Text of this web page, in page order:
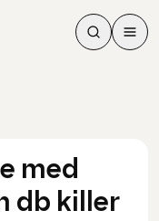
Søk
Søk
Meny
med
db killer